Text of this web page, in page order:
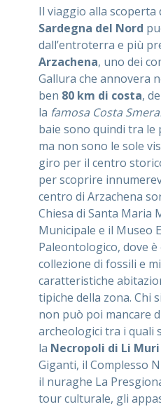
Il viaggio alla scoperta
Sardegna del Nord
dall’entroterra e più
Arzachena, uno dei
Gallura che annovera
ben 80 km di costa,
la famosa Costa
baie sono quindi tra
ma non sono le sole
giro per il centro
per scoprire
centro di Arzachena
Chiesa di Santa Maria
Municipale e il Museo
Paleontologico, dove
collezione di fossili e
caratteristiche
tipiche della zona. Chi
non può poi mancare
archeologici tra i quali
la Necropoli di Li Muri
Giganti, il Complesso
il nuraghe La
tour culturale, gli